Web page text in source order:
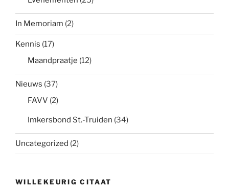
In Memoriam (2)
Kennis (17)
Maandpraatje (12)
Nieuws (37)
FAVV (2)
Imkersbond St.-Truiden (34)
Uncategorized (2)
WILLEKEURIG CITAAT